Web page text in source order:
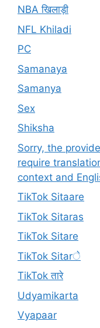
NBA खिलाड़ी
NFL Khiladi
PC
Samanaya
Samanya
Sex
Shiksha
Sorry, the
require
context and
TikTok Sitaare
TikTok Sitaras
TikTok Sitare
TikTok Sitarे
TikTok तारे
Udyamikarta
Vyapaar